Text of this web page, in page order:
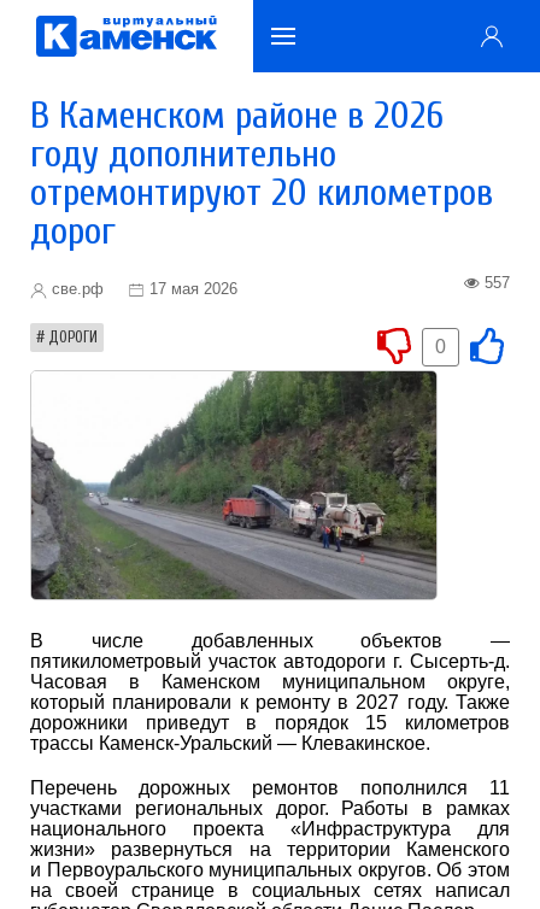
В Каменском районе в 2026
году дополнительно
отремонтируют 20 километров
дорог
све.рф 17 мая 2026 557
ДОРОГИ 0
В числе добавленных объектов —
пятикилометровый участок автодороги г. Сысерть-д.
Часовая в Каменском муниципальном округе,
который планировали к ремонту в 2027 году. Также
дорожники приведут в порядок 15 километров
трассы Каменск-Уральский — Клевакинское.
Перечень дорожных ремонтов пополнился 11
участками региональных дорог. Работы в рамках
национального проекта «Инфраструктура для
жизни» развернуться на территории Каменского
и Первоуральского муниципальных округов. Об этом
на своей странице в социальных сетях написал